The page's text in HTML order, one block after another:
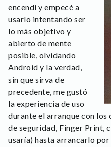
encendí y empecé a
usarlo intentando ser
lo más objetivo y
abierto de mente
posible, olvidando
Android y la verdad,
sin que sirva de
precedente, me gustó
la experiencia de uso
durante el arranque con
de seguridad, Finger Print,
usaría) hasta arrancarlo